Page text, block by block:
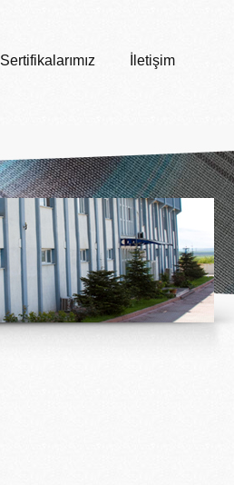
Sertifikalarımız İletişim